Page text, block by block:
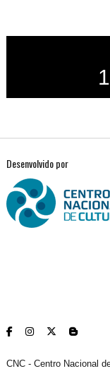
Desenvolvido por
CNC - Centro Nacional